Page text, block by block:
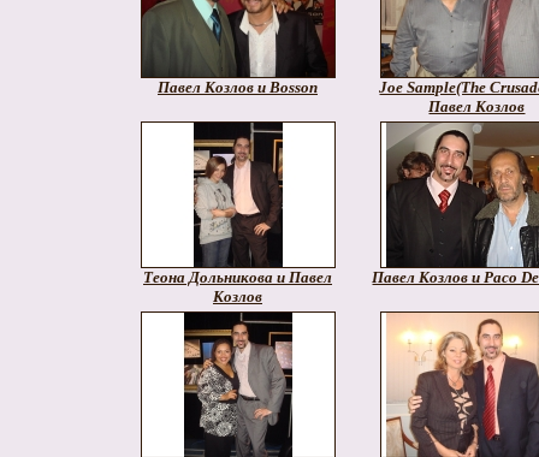
Павел Козлов и Bosson
Joe Sample(The
Павел Козлов
Теона Дольникова и Павел
Козлов
Павел Козлов и Paco